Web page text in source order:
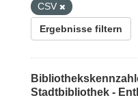
CSV
Ergebnisse filtern
Stadtbibliothek -